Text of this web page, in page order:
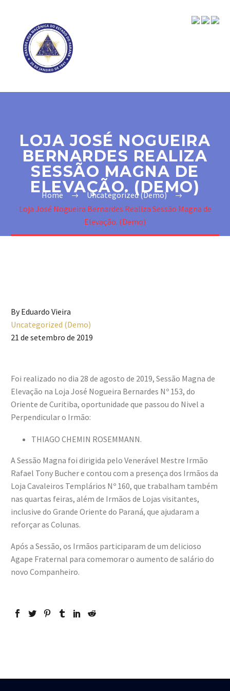
LOJA JOSÉ NOGUEIRA
BERNARDES REALIZA
SESSÃO MAGNA DE
ELEVAÇÃO. (DEMO)
Home
Uncategorized (Demo)
Loja José Nogueira Bernardes Realiza Sessão Magna de
Elevação. (Demo)
By Eduardo Vieira
Uncategorized (Demo)
21 de setembro de 2019
Foi realizado no dia 28 de agosto de 2019, Sessão Magna de
Elevação na Loja José Nogueira Bernardes Nº 153, do
Oriente de Curitiba, oportunidade que passou do Nivel a
Perpendicular o Irmão:
THIAGO CHEMIN ROSEMMANN.
A Sessão Magna foi dirigida pelo Venerável Mestre Irmão
Rafael Tony Bucher e contou com a presença dos Irmãos da
Loja Cavaleiros Templários Nº 160, que trabalham também
nas quartas feiras, além de Irmãos de Lojas visitantes,
inclusive do Grande Oriente do Paraná, que ajudaram a
reforçar as Colunas.
Após a Sessão, os Irmãos participaram de um delicioso
Agape Fraternal para comemorar o aumento de salário do
novo Companheiro.